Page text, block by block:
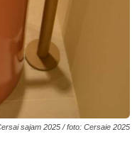
sajam 2025 / foto: Cersaie 2025